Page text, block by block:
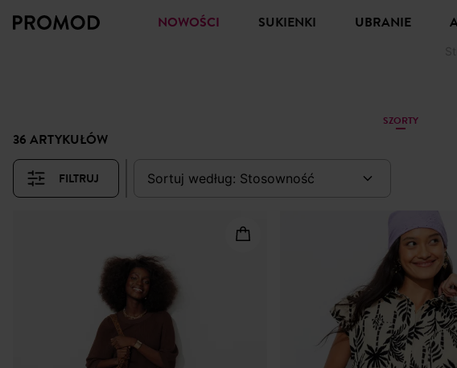
NOWOŚCI SUKIENKI UBRANIE
SZORTY
36 ARTYKUŁÓW
FILTRUJ sortuj według: stosowność